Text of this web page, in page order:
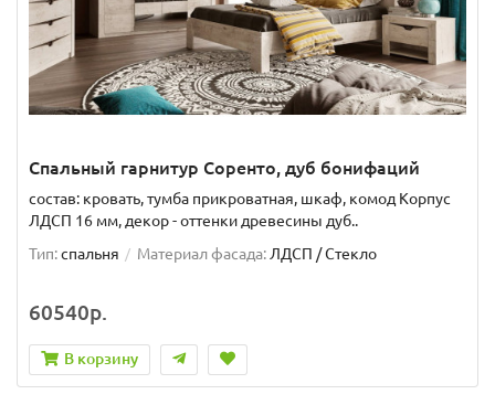
Спальный гарнитур Соренто, дуб бонифаций
состав: кровать, тумба прикроватная, шкаф, комод Корпус
ЛДСП 16 мм, декор - оттенки древесины дуб..
Тип:спальня Материал фасада: ЛДСП / Стекло
60540р.
В корзину